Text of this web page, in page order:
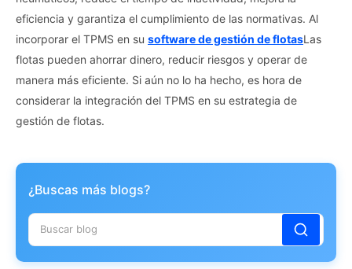
eficiencia y garantiza el cumplimiento de las normativas. Al
incorporar el TPMS en su software de gestión de flotasLas
flotas pueden ahorrar dinero, reducir riesgos y operar de
manera más eficiente. Si aún no lo ha hecho, es hora de
considerar la integración del TPMS en su estrategia de
gestión de flotas.
¿Buscas más blogs?